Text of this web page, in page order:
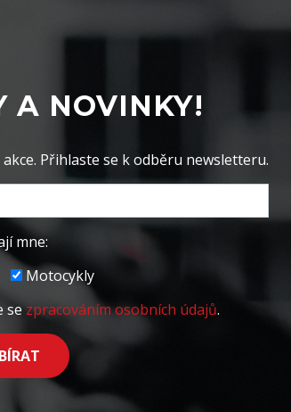
A NOVINKY!
Přihlaste se k odběru newsletteru.
mne:
Motocykly
sezpracováním osobních údajů.